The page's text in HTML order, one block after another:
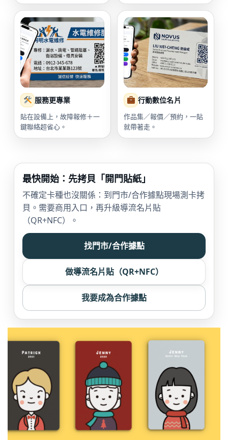
服務更專業
貼在設備上，故障報修＋一
鍵聯絡超省心。
行動數位名片
作品集／報價／預約，一貼
就帶著走。
最快開始：先拷貝「開門貼紙」
不確定卡種也沒關係：到門市/合作據點現場測卡拷
貝。需要商用入口，再升級導流名片貼
（QR+NFC）。
找門市/合作據點
做導流名片貼（QR+NFC）
我要成為合作據點